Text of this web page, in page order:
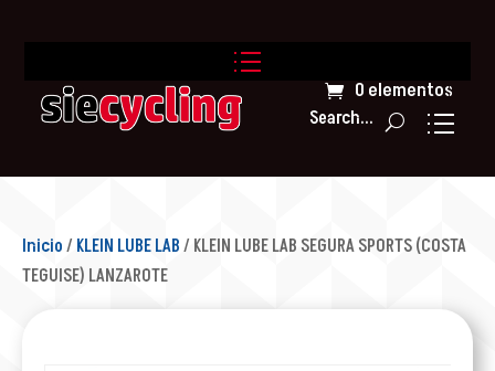
0 elementos
Search...
Inicio/ KLEIN LUBE LAB/ KLEIN LUBE LAB SEGURA SPORTS (COSTA
TEGUISE) LANZAROTE